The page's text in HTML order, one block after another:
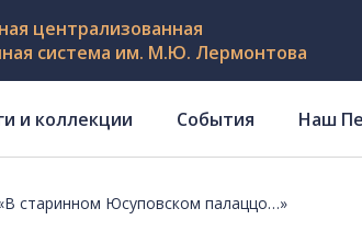
централизованная
система им. М.Ю. Лермонтова
и коллекции События Наш
старинном Юсуповском палаццо…»